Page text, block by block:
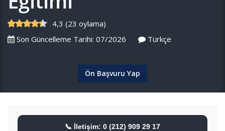
4,3 (23 oylama)
Son Güncelleme Tarihi: 07/2026
Türkçe
Ön Başvuru Yap
📞 İletişim: 0 (212) 909 29 17